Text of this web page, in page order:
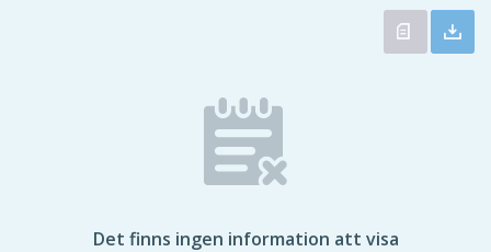
Det finns ingen information att visa